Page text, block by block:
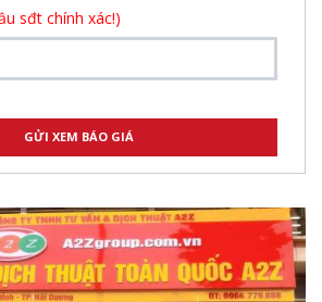
sđt chính xác!)